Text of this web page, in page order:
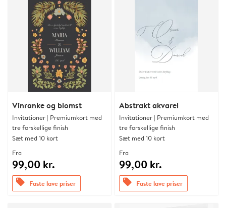
Vinranke og blomst
Invitationer | Premiumkort med
tre forskellige finish
Sæt med 10 kort
Fra
99,00 kr.
offers Faste lave priser
Abstrakt akvarel
Invitationer | Premiumkort med
tre forskellige finish
Sæt med 10 kort
Fra
99,00 kr.
offers Faste lave priser